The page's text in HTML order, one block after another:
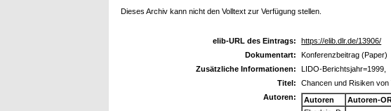
Dieses Archiv kann nicht den Volltext zur Verfügung stellen.
elib-URL des Eintrags:
https://elib.dlr.de/13906/
Dokumentart:
Konferenzbeitrag (Paper)
Zusätzliche Informationen:
LIDO-Berichtsjahr=1999,
Titel:
Chancen und Risiken
Autoren:
Autoren
Autoren-